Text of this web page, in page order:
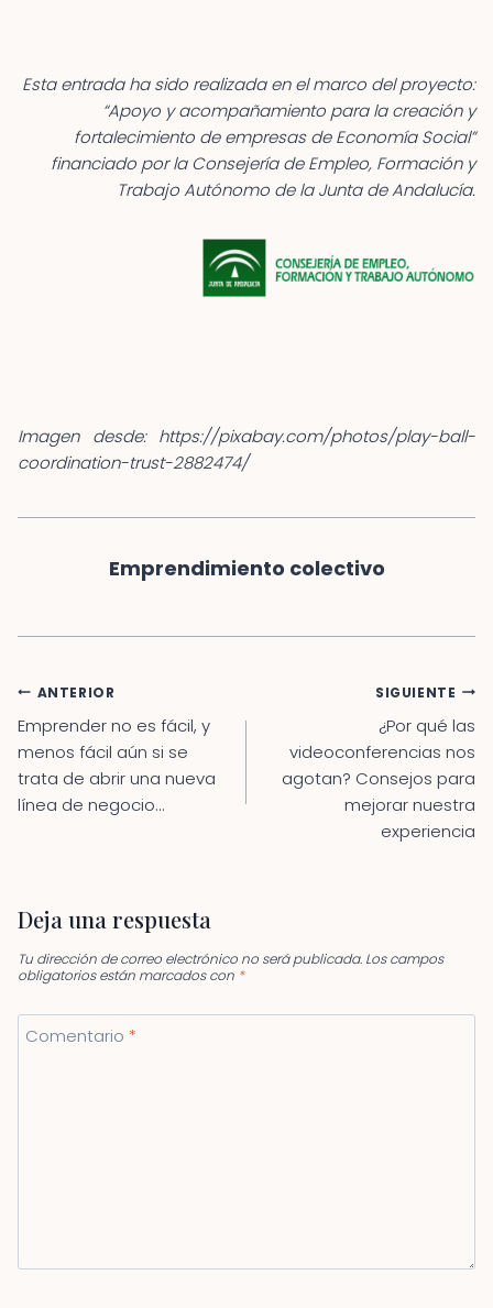
Esta entrada ha sido realizada en el marco del proyecto:
“Apoyo y acompañamiento para la creación y
fortalecimiento de empresas de Economía Social”
financiado por la Consejería de Empleo, Formación y
Trabajo Autónomo de la Junta de Andalucía.
Imagen desde: https://pixabay.com/photos/play-ball-
coordination-trust-2882474/
Emprendimiento colectivo
Navegación
de
entradas
ANTERIOR
Emprender no es fácil, y
menos fácil aún si se
trata de abrir una nueva
línea de negocio…
SIGUIENTE
¿Por qué las
videoconferencias nos
agotan? Consejos para
mejorar nuestra
experiencia
Deja una respuesta
Tu dirección de correo electrónico no será publicada. Los campos
obligatorios están marcados con *
Comentario *